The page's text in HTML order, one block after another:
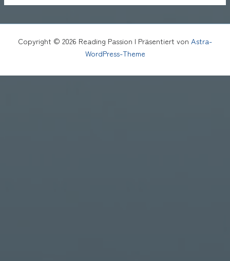
Copyright © 2026 Reading Passion | Präsentiert von Astra-
WordPress-Theme